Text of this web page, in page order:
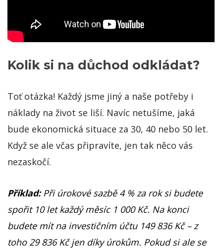
Kolik si na důchod odkládat?
Toť otázka! Každý jsme jiný a naše potřeby i
náklady na život se liší. Navíc netušíme, jaká
bude ekonomická situace za 30, 40 nebo 50 let.
Když se ale včas připravíte, jen tak něco vás
nezaskočí.
Příklad: Při úrokové sazbě 4 % za rok si budete
spořit 10 let každý měsíc 1 000 Kč. Na konci
budete mít na investičním účtu 149 836 Kč – z
toho 29 836 Kč jen díky úrokům. Pokud si ale se